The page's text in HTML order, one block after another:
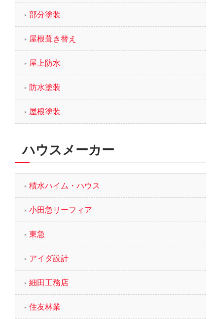
部分塗装
屋根葺き替え
屋上防水
防水塗装
屋根塗装
ハウスメーカー
積水ハイム・ハウス
小田急リーフィア
東急
アイダ設計
細田工務店
住友林業